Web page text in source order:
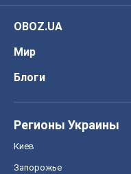
OBOZ.UA
Мир
Блоги
Регионы Украины
Киев
Запорожье